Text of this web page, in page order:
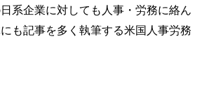
系企業に対しても人事・労務に絡ん
も記事を多く執筆する米国人事労務